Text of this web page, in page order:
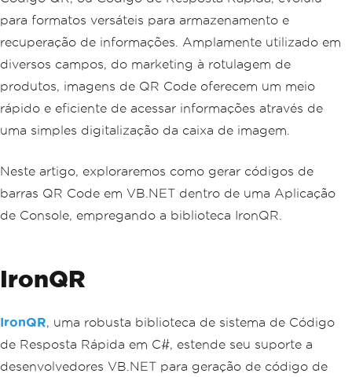
para formatos versáteis para armazenamento e
recuperação de informações. Amplamente utilizado em
diversos campos, do marketing à rotulagem de
produtos, imagens de QR Code oferecem um meio
rápido e eficiente de acessar informações através de
uma simples digitalização da caixa de imagem.
Neste artigo, exploraremos como gerar códigos de
barras QR Code em VB.NET dentro de uma Aplicação
de Console, empregando a biblioteca IronQR.
IronQR
IronQR, uma robusta biblioteca de sistema de Código
de Resposta Rápida em C#, estende seu suporte a
desenvolvedores VB.NET para geração de código de